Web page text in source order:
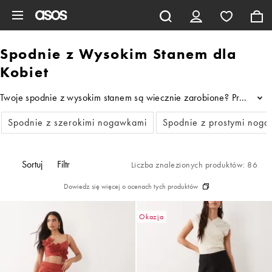
Spodnie z Wysokim Stanem dla
Kobiet
Twoje spodnie z wysokim stanem są wiecznie zarobione?
...
Spodnie z szerokimi nogawkami
Spodnie z prostymi
Sortuj Filtr Liczba znalezionych produktów: 86
Dowiedz się więcej o ocenach tych produktów
Okazja